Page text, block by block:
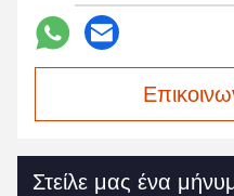
Στείλε μας ένα